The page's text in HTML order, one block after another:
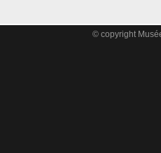
© copyright